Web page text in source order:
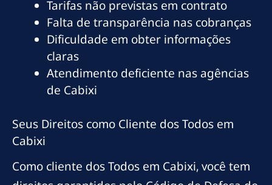
Tarifas não previstas em contrato
Falta de transparência nas cobranças
Dificuldade em obter informações
claras
Atendimento deficiente nas agências
de Cabixi
Seus Direitos como Cliente dos Todos em
Cabixi
Como cliente dos Todos em Cabixi, você tem